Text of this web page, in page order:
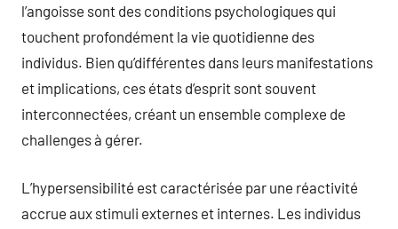
l’angoisse sont des conditions psychologiques qui
touchent profondément la vie quotidienne des
individus. Bien qu’différentes dans leurs manifestations
et implications, ces états d’esprit sont souvent
interconnectées, créant un ensemble complexe de
challenges à gérer.
L’hypersensibilité est caractérisée par une réactivité
accrue aux stimuli externes et internes. Les individus